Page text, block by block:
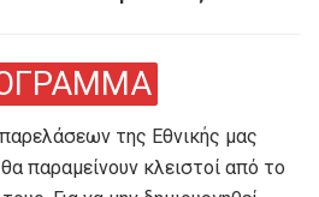
της Εθνικής μας
παραμείνουν κλειστοί από το